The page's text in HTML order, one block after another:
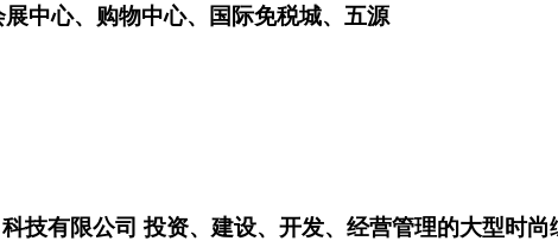
中心、购物中心、国际免税城、五源
技有限公司 投资、建设、开发、经营管理的大型时